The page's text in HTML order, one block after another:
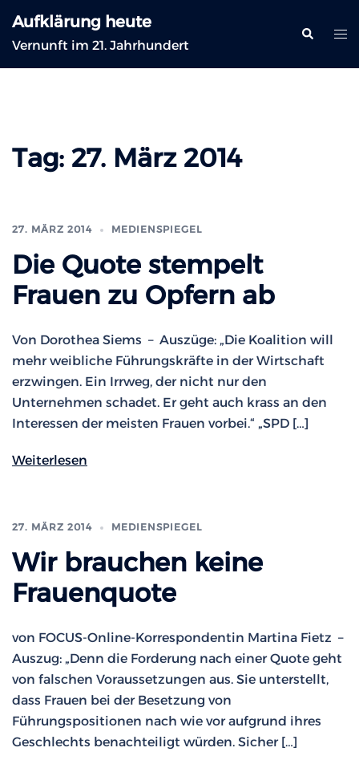
Inhalt
springen
Aufklärung heute
Vernunft im 21. Jahrhundert
Suche
Tag: 27. März 2014
27. MÄRZ 2014 MEDIENSPIEGEL
Die Quote stempelt
Frauen zu Opfern ab
Von Dorothea Siems – Auszüge: „Die Koalition will
mehr weibliche Führungskräfte in der Wirtschaft
erzwingen. Ein Irrweg, der nicht nur den
Unternehmen schadet. Er geht auch krass an den
Interessen der meisten Frauen vorbei.“ „SPD […]
Weiterlesen
27. MÄRZ 2014 MEDIENSPIEGEL
Wir brauchen keine
Frauenquote
von FOCUS-Online-Korrespondentin Martina Fietz –
Auszug: „Denn die Forderung nach einer Quote geht
von falschen Voraussetzungen aus. Sie unterstellt,
dass Frauen bei der Besetzung von
Führungspositionen nach wie vor aufgrund ihres
Geschlechts benachteiligt würden. Sicher […]